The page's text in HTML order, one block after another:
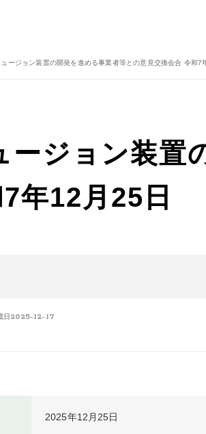
ージョン装置の開発を進める事業者等との意見交換会合 令和7
ージョン装置
年12月25日
日 2025-12-17
2025年12月25日